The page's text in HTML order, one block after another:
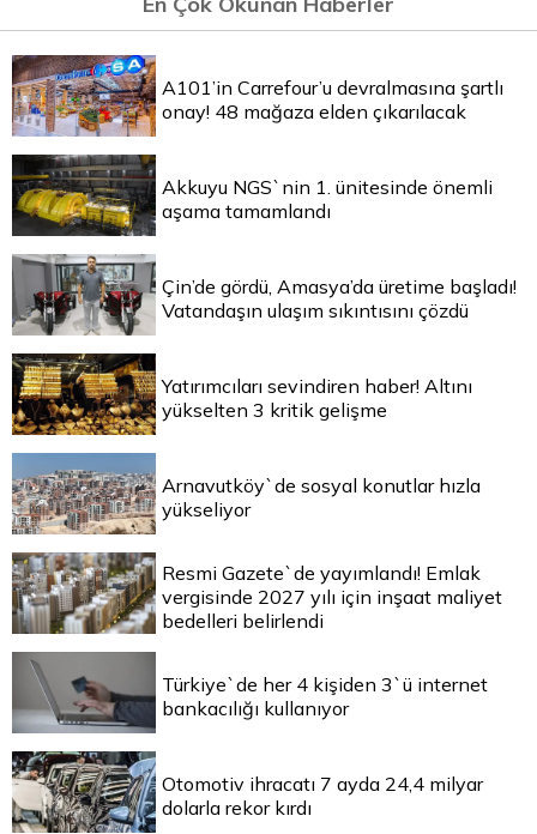
A101’in Carrefour’u devralmasına şartlı
onay! 48 mağaza elden çıkarılacak
Akkuyu NGS`nin 1. ünitesinde önemli
aşama tamamlandı
Çin’de gördü, Amasya’da üretime başladı!
Vatandaşın ulaşım sıkıntısını çözdü
Yatırımcıları sevindiren haber! Altını
yükselten 3 kritik gelişme
Arnavutköy`de sosyal konutlar hızla
yükseliyor
Resmi Gazete`de yayımlandı! Emlak
vergisinde 2027 yılı için inşaat maliyet
bedelleri belirlendi
Türkiye`de her 4 kişiden 3`ü internet
bankacılığı kullanıyor
Otomotiv ihracatı 7 ayda 24,4 milyar
dolarla rekor kırdı